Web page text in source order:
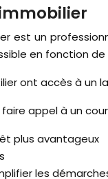
est un
en fonction
ont accès à un
appel à un
plus avantageux
les